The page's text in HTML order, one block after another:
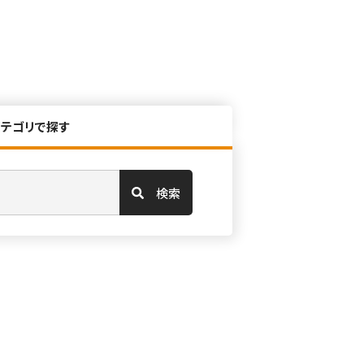
ゴリで探す
検索